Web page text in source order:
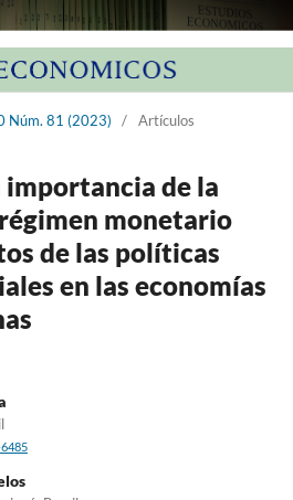
Núm. 81 (2023) / Artículos
importancia de la
monetario
de las políticas
en las economías